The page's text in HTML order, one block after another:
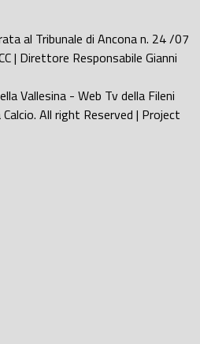
al Tribunale di Ancona n. 24 /07
| Direttore Responsabile Gianni
Vallesina - Web Tv della Fileni
All right Reserved | Project